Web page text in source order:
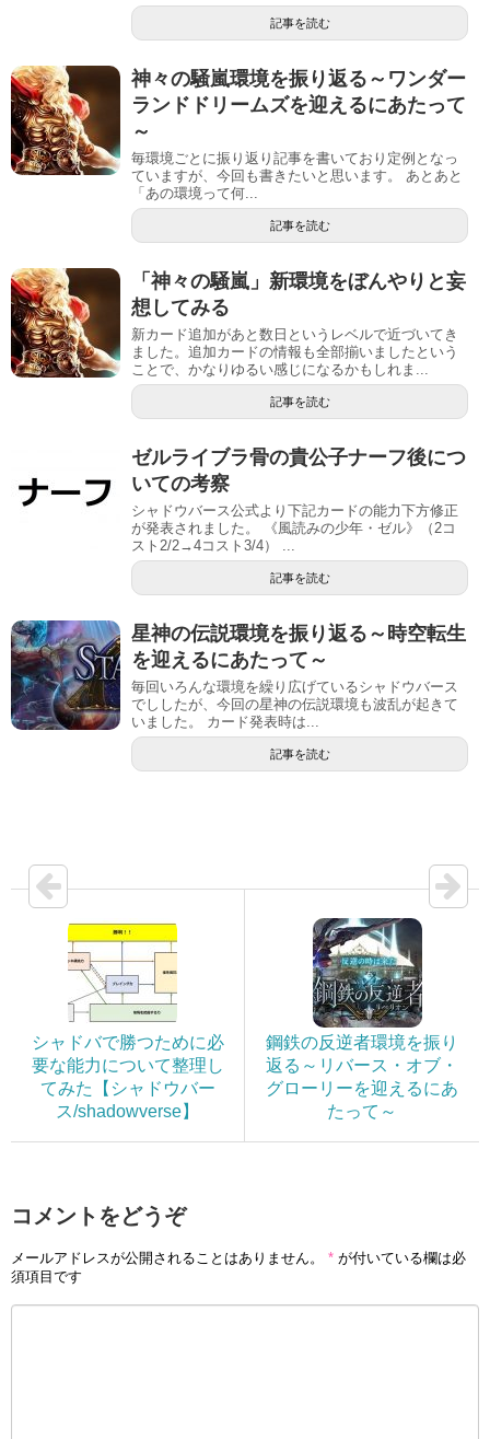
記事を読む
神々の騒嵐環境を振り返る～ワンダー
ランドドリームズを迎えるにあたって
～
毎環境ごとに振り返り記事を書いており定例となっ
ていますが、今回も書きたいと思います。 あとあと
「あの環境って何...
記事を読む
「神々の騒嵐」新環境をぼんやりと妄
想してみる
新カード追加があと数日というレベルで近づいてき
ました。追加カードの情報も全部揃いましたという
ことで、かなりゆるい感じになるかもしれま...
記事を読む
ゼルライブラ骨の貴公子ナーフ後につ
いての考察
シャドウバース公式より下記カードの能力下方修正
が発表されました。 《風読みの少年・ゼル》（2コ
スト2/2→4コスト3/4） ...
記事を読む
星神の伝説環境を振り返る～時空転生
を迎えるにあたって～
毎回いろんな環境を繰り広げているシャドウバース
でししたが、今回の星神の伝説環境も波乱が起きて
いました。 カード発表時は...
記事を読む
シャドバで勝つために必
要な能力について整理し
てみた【シャドウバー
ス/shadowverse】
鋼鉄の反逆者環境を振り
返る～リバース・オブ・
グローリーを迎えるにあ
たって～
コメントをどうぞ
メールアドレスが公開されることはありません。 * が付いている欄は必
須項目です